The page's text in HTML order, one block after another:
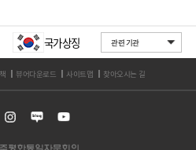
국가상징
뷰어다운로드 사이트맵 찾아오시는 길